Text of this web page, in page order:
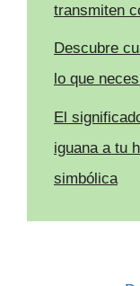
transmiten
Descubre
lo que
El
iguana a tu
simbólica